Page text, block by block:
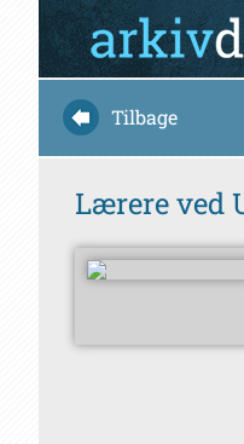
Tilbage
Lærere ved